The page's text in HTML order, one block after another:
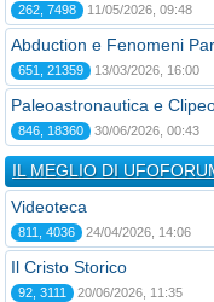
262, 7498 11/05/2026, 09:48
Abduction e Fenomeni
651, 21359 13/03/2026, 16:00
Paleoastronautica e
846, 18360 30/06/2026, 00:43
IL MEGLIO DI
Videoteca
811, 4036 24/04/2026, 14:06
Il Cristo Storico
92, 3111 20/06/2026, 11:35